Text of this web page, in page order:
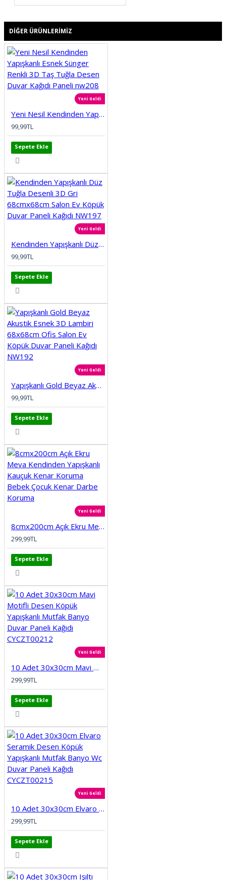
DIĞER ÜRÜNLERIMIZ
Yeni Geldi
Yeni Nesil Kendinden Yapışkanlı Esnek Sünger Renkli 3D Taş Tuğla Desen Duvar Kağıdı Paneli nw208
99,99TL
Sepete Ekle
Yeni Geldi
Kendinden Yapışkanlı Düz Tuğla Desenli 3D Gri 68cmx68cm Salon Ev Köpük Duvar Paneli Kağıdı NW197
99,99TL
Sepete Ekle
Yeni Geldi
Yapışkanlı Gold Beyaz Akustik Esnek 3D Lambiri 68x68cm Ofis Salon Ev Köpük Duvar Paneli Kağıdı NW192
99,99TL
Sepete Ekle
Yeni Geldi
8cmx200cm Açık Ekru Meva Kendinden Yapışkanlı Kauçuk Kenar Koruma Bebek Çocuk Kenar Darbe Koruma
299,99TL
Sepete Ekle
Yeni Geldi
10 Adet 30x30cm Mavi Motifli Desen Köpük Yapışkanlı Mutfak Banyo Duvar Paneli Kağıdı CYCZT00212
299,99TL
Sepete Ekle
Yeni Geldi
10 Adet 30x30cm Elvaro Seramik Desen Köpük Yapışkanlı Mutfak Banyo Wc Duvar Paneli Kağıdı CYCZT00215
299,99TL
Sepete Ekle